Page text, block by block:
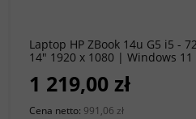
Laptop HP ZBook 14u G5 i5 -
14" 1920 x 1080 | Windows 11
1 219,00 zł
Cena netto: 991,06 zł